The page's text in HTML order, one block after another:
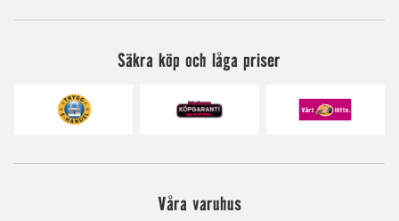
Säkra köp och låga priser
Våra varuhus